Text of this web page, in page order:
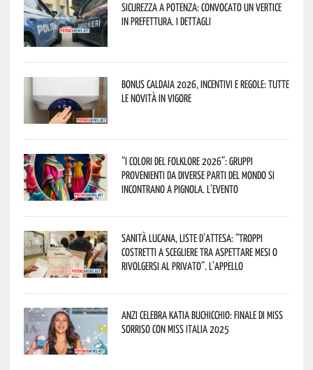
Sicurezza a Potenza: convocato un vertice
in Prefettura. I dettagli
Bonus caldaia 2026, incentivi e regole: tutte
le novità in vigore
“I Colori del Folklore 2026”: gruppi
provenienti da diverse parti del mondo si
incontrano a Pignola. L’evento
Sanità lucana, liste d’attesa: “Troppi
costretti a scegliere tra aspettare mesi o
rivolgersi al privato”. L’appello
Anzi celebra Katia Buchicchio: finale di Miss
Sorriso con Miss Italia 2025